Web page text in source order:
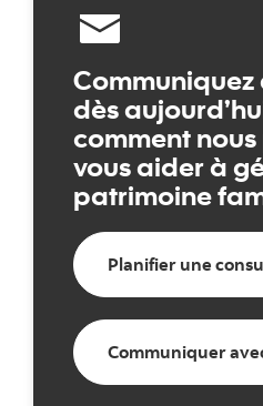
Communiquez
dès
comment
vous aider à
patrimoine
Planifier une
Communiquer